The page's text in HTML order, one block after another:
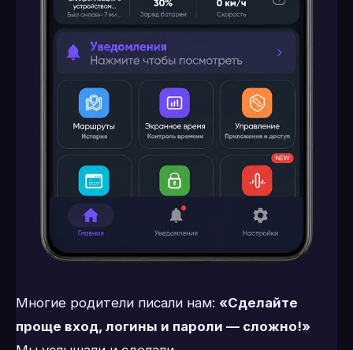
Многие родители писали нам: «Сделайте
проще вход, логины и пароли — сложно!»